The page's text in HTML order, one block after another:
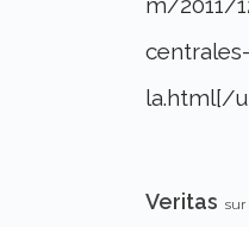
la.html[/
Veritas sur